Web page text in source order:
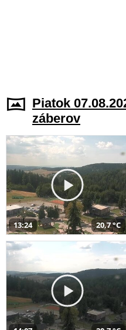
Piatok
záberov
13:24 20,7 °C